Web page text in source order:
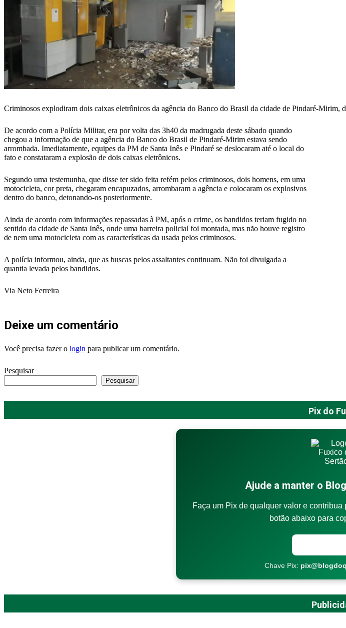
Criminosos explodiram dois caixas eletrônicos da agência do Banco do Brasil da cidade de Pindaré-Mirim,
De acordo com a Polícia Militar, era por volta das 3h40 da madrugada deste sábado quando
chegou a informação de que a agência do Banco do Brasil de Pindaré-Mirim estava sendo
arrombada. Imediatamente, equipes da PM de Santa Inês e Pindaré se deslocaram até o local do
fato e constataram a explosão de dois caixas eletrônicos.
Segundo uma testemunha, que disse ter sido feita refém pelos criminosos, dois homens, em uma
motocicleta, cor preta, chegaram encapuzados, arrombaram a agência e colocaram os explosivos
dentro do banco, detonando-os posteriormente.
Ainda de acordo com informações repassadas à PM, após o crime, os bandidos teriam fugido no
sentido da cidade de Santa Inês, onde uma barreira policial foi montada, mas não houve registro
de nem uma motocicleta com as características da usada pelos criminosos.
A polícia informou, ainda, que as buscas pelos assaltantes continuam. Não foi divulgada a
quantia levada pelos bandidos.
Via Neto Ferreira
Deixe um comentário
Você precisa fazer o login para publicar um comentário.
Pesquisar
Pesquisar
Pix do
Ajude a manter o
Faça um Pix de qualquer valor e
botão abaixo para
Chave Pix: